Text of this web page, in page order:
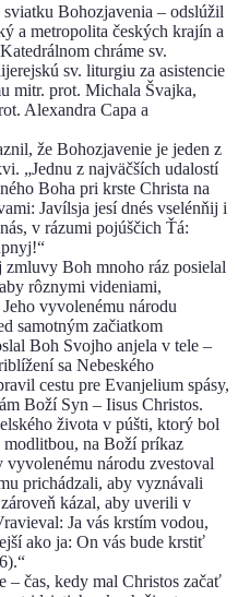
Bohozjavenia – odslúžil
a metropolita českých krajín a
chráme sv.
sv. liturgiu za asistencie
mitr. prot. Michala Švajka,
Alexandra Capa a
že Bohozjavenie je jeden z
„Jednu z najväčších udalostí
Boha pri krste Christa na
Javílsja jesí dnés vselénňij i
v rázumi pojúščich Ťá:
Boh mnoho ráz posielal
rôznymi videniami,
vyvolenému národu
samotným začiatkom
Boh Svojho anjela v tele –
sa Nebeského
cestu pre Evanjelium spásy,
Boží Syn – Iisus Christos.
života v púšti, ktorý bol
na Boží príkaz
vyvolenému národu zvestoval
prichádzali, aby vyznávali
kázal, aby uverili v
Ja vás krstím vodou,
ako ja: On vás bude krstiť
– čas, kedy mal Christos začať